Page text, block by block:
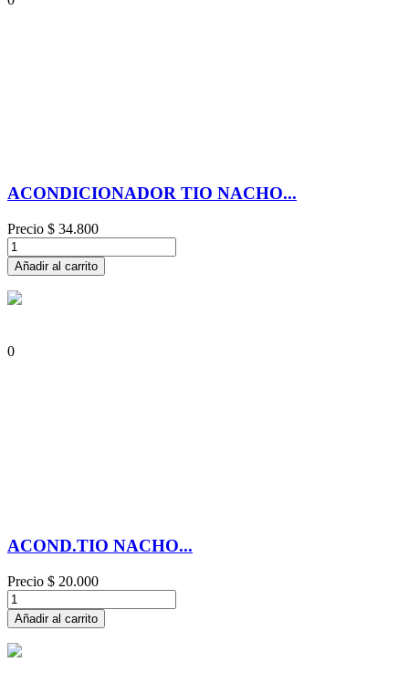
ACONDICIONADOR TIO NACHO...
Precio $ 34.800
Añadir al carrito
0
ACOND.TIO NACHO...
Precio $ 20.000
Añadir al carrito